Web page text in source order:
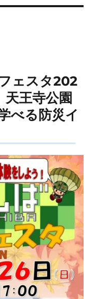
ェスタ202
天王寺公園
べる防災イ